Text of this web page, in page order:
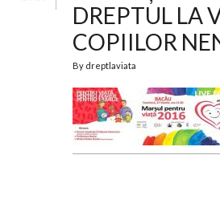
DREPTUL LA
COPIILOR
By dreptlaviata